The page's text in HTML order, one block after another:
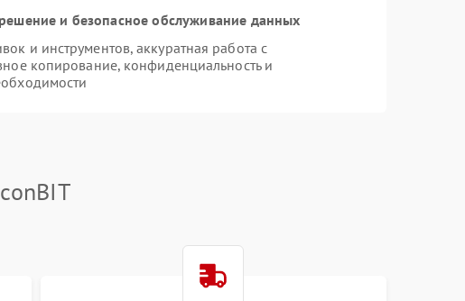
и безопасное обслуживание данных
и инструментов, аккуратная работа с
копирование, конфиденциальность и